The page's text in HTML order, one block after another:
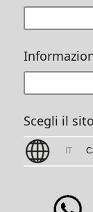
Scegli il sito
IT